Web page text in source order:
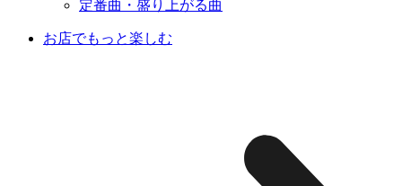
定番曲・盛り上がる曲
お店でもっと楽しむ